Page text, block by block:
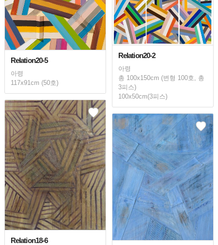
Relation20-5
아령
117x91cm (50호)
Relation20-2
아령
총 100x150cm (변형 100호, 총
3피스)
100x50cm(3피스)
Relation18-6